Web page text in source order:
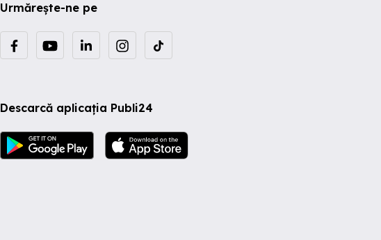
Urmărește-ne pe
Descarcă aplicația Publi24